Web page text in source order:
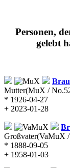
Personen,
gelebt
Mutter(MuX /
* 1926-04-27
+ 2023-01-28
Großvater(VaMuX
* 1888-09-05
+ 1958-01-03